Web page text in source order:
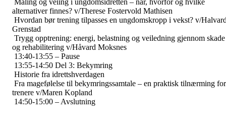
Måling og veiing i ungdomsidretten – når, hvorfor og hvilke
alternativer finnes? v/Therese Fostervold Mathisen
Hvordan bør trening tilpasses en ungdomskropp i vekst? v/
Grenstad
Trygg opptrening: energi, belastning og veiledning gjennom skade
og rehabilitering v/Håvard Moksnes
13:40-13:55 – Pause
13:55-14:50 Del 3: Bekymring
Historie fra idrettshverdagen
Fra magefølelse til bekymringssamtale – en praktisk tilnærming for
trenere v/Maren Kopland
14:50-15:00 – Avslutning